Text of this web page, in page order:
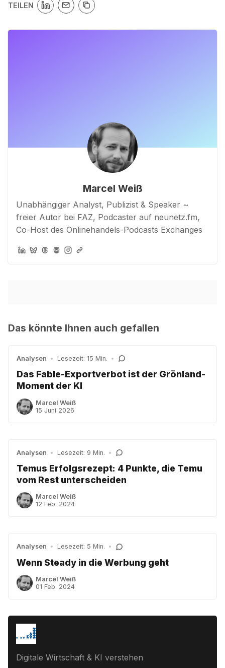
TEILEN
Marcel Weiß
Unabhängiger Analyst, Publizist & Speaker ~
freier Autor bei FAZ, Podcaster auf neunetz.fm,
Co-Host des Onlinehandels-Podcasts Exchanges
Das könnte Ihnen auch gefallen
Analysen • Lesezeit: 15 Min. •
Das Fable-Exportverbot ist der Grönland-
Moment der KI
Marcel Weiß
15 Juni 2026
Analysen • Lesezeit: 9 Min. •
Temus Erfolgsrezept: 4 Punkte, die Temu
vom Rest unterscheiden
Marcel Weiß
12 Feb. 2024
Analysen • Lesezeit: 5 Min. •
Wenn Steady in die Werbung geht
Marcel Weiß
01 Feb. 2024
Digitale Wirtschaft & KI verstehen